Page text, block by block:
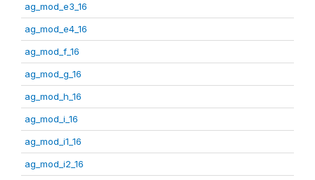
ag_mod_e3_16
ag_mod_e4_16
ag_mod_f_16
ag_mod_g_16
ag_mod_h_16
ag_mod_i_16
ag_mod_i1_16
ag_mod_i2_16